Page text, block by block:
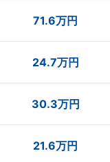
71.6万円
24.7万円
30.3万円
21.6万円